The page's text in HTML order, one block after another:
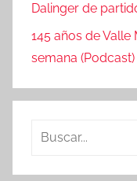
Dalinger de
145 años de
semana (Podcast)
Buscar: